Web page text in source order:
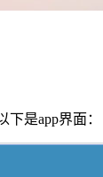
是app界面：